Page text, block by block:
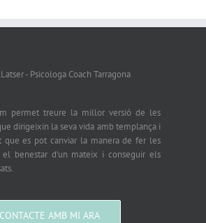
permet treure la millor versió de les
dirigeixin la seva vida amb templança i
que es pot canviar la manera de fer les
benestar d’un mateix i conseguir els
CONTACTE AMB MI ARA